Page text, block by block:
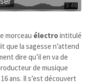
morceau électrointitulé
que la sagesse n’attend
dire qu’il en va de
de musique
ans. Il s’est découvert